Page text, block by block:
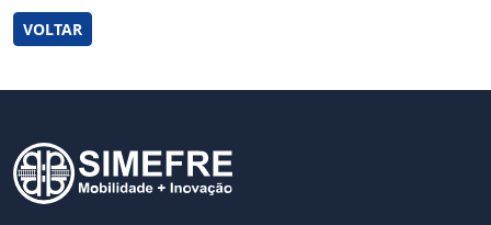
VOLTAR